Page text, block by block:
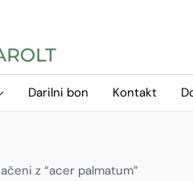
Darilni bon Kontakt
z “acer palmatum”